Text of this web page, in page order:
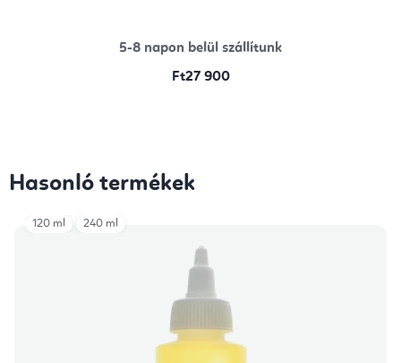
5-8 napon belül szállítunk
Ft27 900
Hasonló termékek
120 ml 240 ml